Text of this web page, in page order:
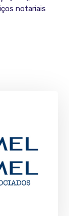
notariais